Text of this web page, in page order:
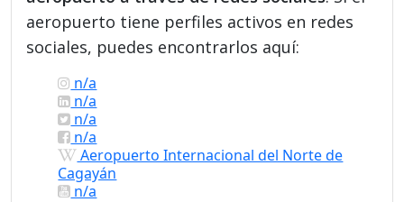
aeropuerto tiene perfiles activos en redes
sociales, puedes encontrarlos aquí:
n/a
n/a
n/a
n/a
Aeropuerto Internacional del Norte de
Cagayán
n/a